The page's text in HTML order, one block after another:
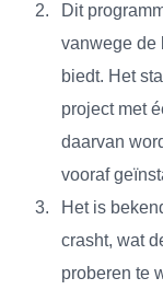
Dit
vanwege de
biedt. Het
project met
daarvan
vooraf
Het is
crasht, wat
proberen te